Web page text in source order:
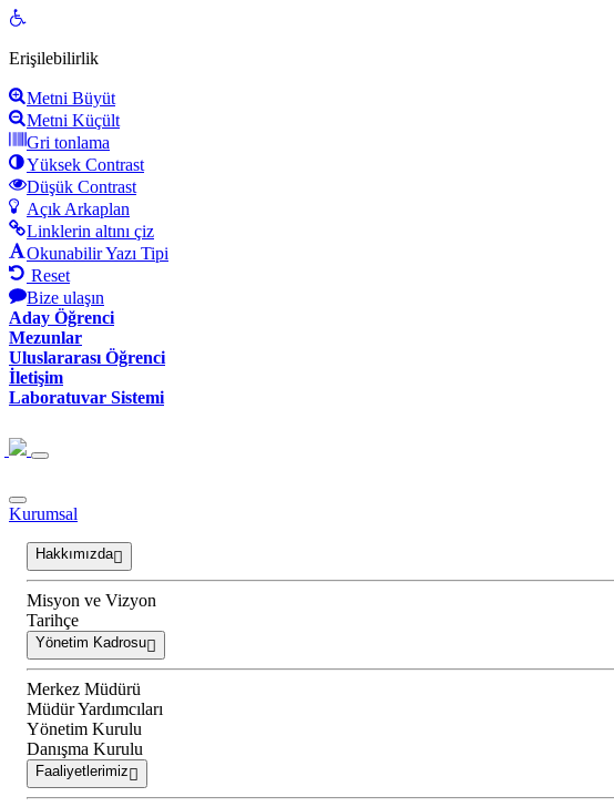
Open
Erişilebilirlik
Metni Büyüt
Metni Küçült
Gri tonlama
Yüksek Contrast
Düşük Contrast
Açık Arkaplan
Linklerin altını çiz
Okunabilir Yazı Tipi
Reset
Bize ulaşın
Aday Öğrenci
Mezunlar
Uluslararası Öğrenci
İletişim
Laboratuvar Sistemi
Kurumsal
Hakkımızda
Misyon ve Vizyon
Tarihçe
Yönetim Kadrosu
Merkez Müdürü
Müdür Yardımcıları
Yönetim Kurulu
Danışma Kurulu
Faaliyetlerimiz